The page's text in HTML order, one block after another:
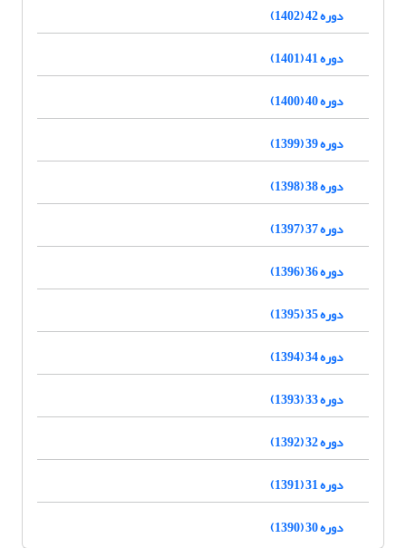
دوره 42 (1402)
دوره 41 (1401)
دوره 40 (1400)
دوره 39 (1399)
دوره 38 (1398)
دوره 37 (1397)
دوره 36 (1396)
دوره 35 (1395)
دوره 34 (1394)
دوره 33 (1393)
دوره 32 (1392)
دوره 31 (1391)
دوره 30 (1390)